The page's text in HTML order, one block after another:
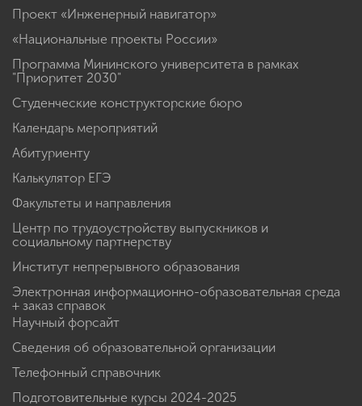
Проект «Инженерный навигатор»
«Национальные проекты России»
Программа Мининского университета в рамках
"Приоритет 2030"
Студенческие конструкторские бюро
Календарь мероприятий
Абитуриенту
Калькулятор ЕГЭ
Факультеты и направления
Центр по трудоустройству выпускников и
социальному партнерству
Институт непрерывного образования
Электронная информационно-образовательная среда
+ заказ справок
Научный форсайт
Сведения об образовательной организации
Телефонный справочник
Подготовительные курсы 2024-2025